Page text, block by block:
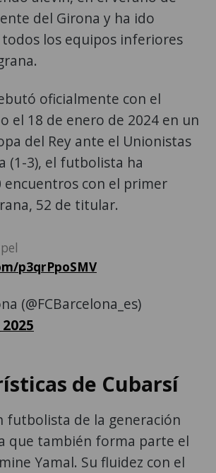
del Girona y ha ido
los equipos inferiores
oficialmente con el
el 18 de enero de 2024 en un
del Rey ante el Unionistas
(1-3), el futbolista ha
encuentros con el primer
52 de titular.
p3qrPpoSMV
(@FCBarcelona_es)
de Cubarsí
futbolista de la generación
que también forma parte el
Yamal. Su fluidez con el